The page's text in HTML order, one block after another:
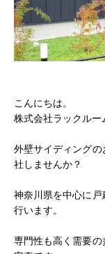
こんにちは。
株式会社ラックルー
外壁サイディング
社しませんか？
神奈川県を中心に
行います。
専門性も高く需要